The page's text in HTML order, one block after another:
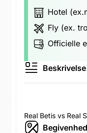
Hotel
Fly (ex.
Officielle
Beskrivelse
Real Betis vs Real